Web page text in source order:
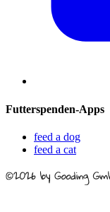
Futterspenden-Apps
feed a dog
feed a cat